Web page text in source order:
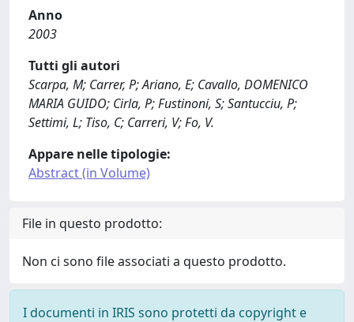
Anno
2003
Tutti gli autori
Scarpa, M; Carrer, P; Ariano, E; Cavallo, DOMENICO
MARIA GUIDO; Cirla, P; Fustinoni, S; Santucciu, P;
Settimi, L; Tiso, C; Carreri, V; Fo, V.
Appare nelle tipologie:
Abstract (in Volume)
File in questo prodotto:
Non ci sono file associati a questo prodotto.
I documenti in IRIS sono protetti da copyright e